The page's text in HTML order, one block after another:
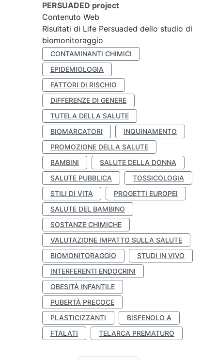
PERSUADED project
Contenuto Web
Risultati di Life Persuaded dello studio di
biomonitoraggio
CONTAMINANTI CHIMICI
EPIDEMIOLOGIA
FATTORI DI RISCHIO
DIFFERENZE DI GENERE
TUTELA DELLA SALUTE
BIOMARCATORI
INQUINAMENTO
PROMOZIONE DELLA SALUTE
BAMBINI
SALUTE DELLA DONNA
SALUTE PUBBLICA
TOSSICOLOGIA
STILI DI VITA
PROGETTI EUROPEI
SALUTE DEL BAMBINO
SOSTANZE CHIMICHE
VALUTAZIONE IMPATTO SULLA SALUTE
BIOMONITORAGGIO
STUDI IN VIVO
INTERFERENTI ENDOCRINI
OBESITÀ INFANTILE
PUBERTÀ PRECOCE
PLASTICIZZANTI
BISFENOLO A
FTALATI
TELARCA PREMATURO